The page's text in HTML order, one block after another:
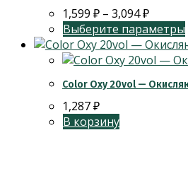
1,599 ₽ – 3,094₽
Выберите параметры
Color Oxy 20vol —
1,287₽
В корзину